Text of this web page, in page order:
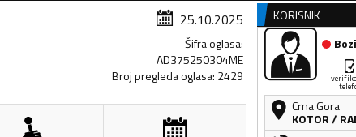
25.10.2025
Šifra oglasa:
AD375250304ME
Broj pregleda oglasa: 2429
KORISNIK
Crna Gora
KOTOR/